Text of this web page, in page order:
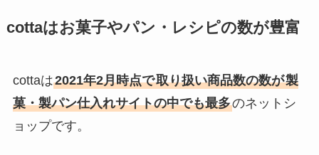
cottaはお菓子やパン・レシピの数が豊富
cottaは2021年2月時点で取り扱い商品数の数が製
菓・製パン仕入れサイトの中でも最多のネットシ
ョップです。